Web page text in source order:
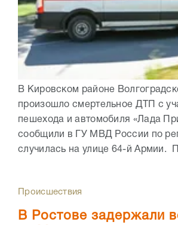
В Кировском районе
произошло смертельное ДТП с
пешехода и автомобиля «Лада
сообщили в ГУ МВД России по
случилась на улице 64-й Армии.
Происшествия
В Ростове задержали